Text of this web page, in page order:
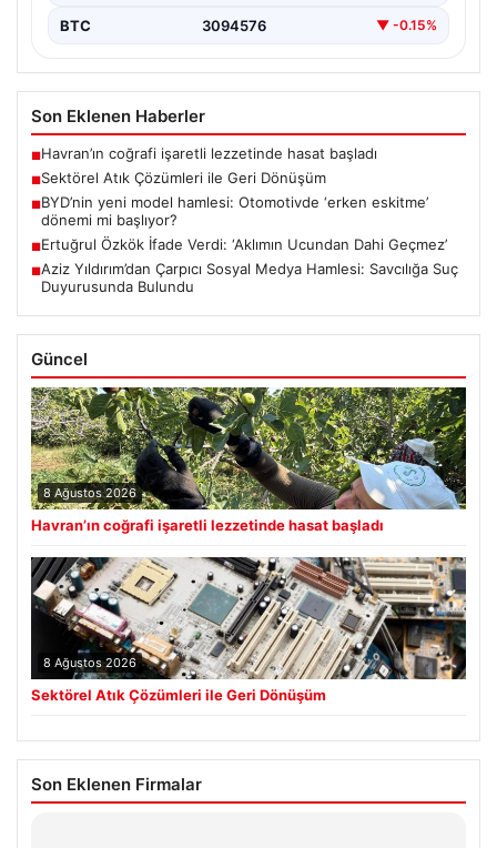
BTC 3094576 ▼ -0.15%
Son Eklenen Haberler
■Havran’ın coğrafi işaretli lezzetinde hasat başladı
■Sektörel Atık Çözümleri ile Geri Dönüşüm
■BYD’nin yeni model hamlesi: Otomotivde ‘erken eskitme’
dönemi mi başlıyor?
■Ertuğrul Özkök İfade Verdi: ‘Aklımın Ucundan Dahi Geçmez’
■Aziz Yıldırım’dan Çarpıcı Sosyal Medya Hamlesi: Savcılığa Suç
Duyurusunda Bulundu
Güncel
8 Ağustos 2026
Havran’ın coğrafi işaretli lezzetinde hasat başladı
8 Ağustos 2026
Sektörel Atık Çözümleri ile Geri Dönüşüm
Son Eklenen Firmalar